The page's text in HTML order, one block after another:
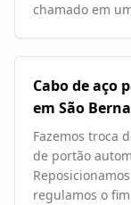
chamado em
Cabo de aço
em São
Fazemos troca
de portão
regulamos o